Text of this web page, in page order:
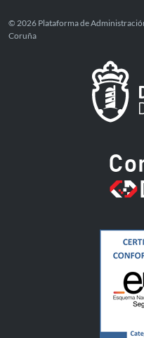
© 2026 Plataforma de
Coruña